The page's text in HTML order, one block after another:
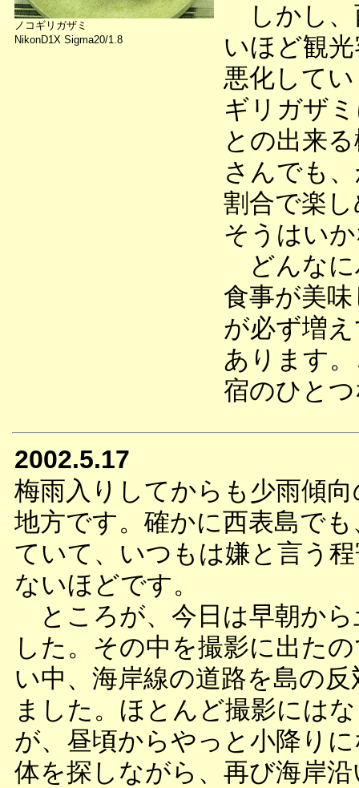
ノコギリガザミ
NikonD1X Sigma20/1.8
しかし、
いほど観
悪化して
ギリガザ
との出来
さんでも
割合で楽
そうはい
どんなに
食事が美
が必ず増
あります
宿のひと
2002.5.17
梅雨入りしてからも少雨傾
地方です。確かに西表島で
ていて、いつもは嫌と言う
ないほどです。
ところが、今日は早朝から
した。その中を撮影に出た
い中、海岸線の道路を島の
ました。ほとんど撮影には
が、昼頃からやっと小降り
体を探しながら、再び海岸